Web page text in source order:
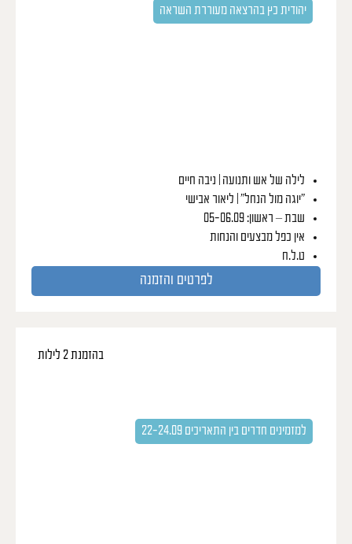
יהודית כץ בהרצאה מעוררת השראה
לילה של אש ותנועה | ניבה חיים
“יוגה מול הנחל” | ליאור אבישי
שבת – ראשון: 05-06.09
אין כפל מבצעים והנחות
ט.ל.ח
לפרטים והזמנה
בהזמנת 2 לילות
ילד ראשון חינם + 2 כרטיסים
למזמינים חדרים בין התאריכים 22-24.09